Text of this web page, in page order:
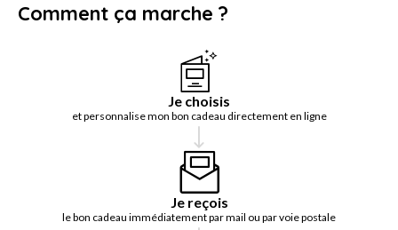
Comment ça marche ?
Je choisis
et personnalise mon bon cadeau directement en ligne
Je reçois
le bon cadeau immédiatement par mail ou par voie postale